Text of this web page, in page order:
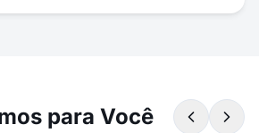
para Você